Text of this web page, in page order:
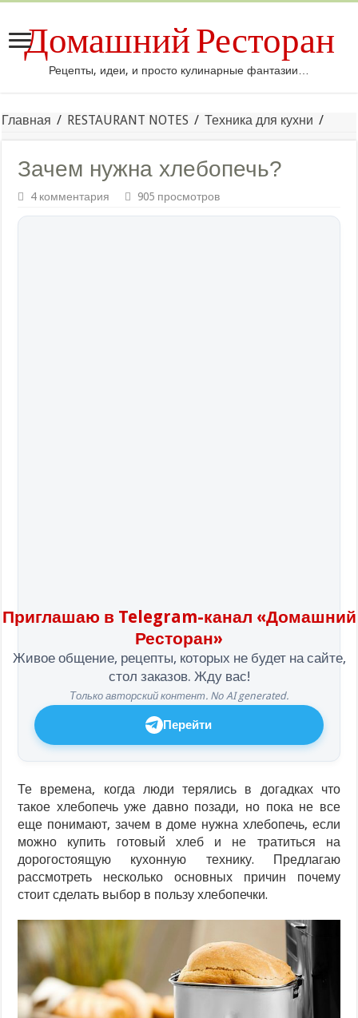
Домашний Ресторан
Рецепты, идеи, и просто кулинарные фантазии…
Главная / RESTAURANT NOTES / Техника для кухни /
Зачем нужна хлебопечь?
4 комментария 905 просмотров
Приглашаю в Telegram-канал «Домашний
Ресторан»
Живое общение, рецепты, которых не будет на сайте,
стол заказов. Жду вас!
Только авторский контент. No AI generated.
Перейти
Те времена, когда люди терялись в догадках что
такое хлебопечь уже давно позади, но пока не все
еще понимают, зачем в доме нужна хлебопечь, если
можно купить готовый хлеб и не тратиться на
дорогостоящую кухонную технику. Предлагаю
рассмотреть несколько основных причин почему
стоит сделать выбор в пользу хлебопечки.